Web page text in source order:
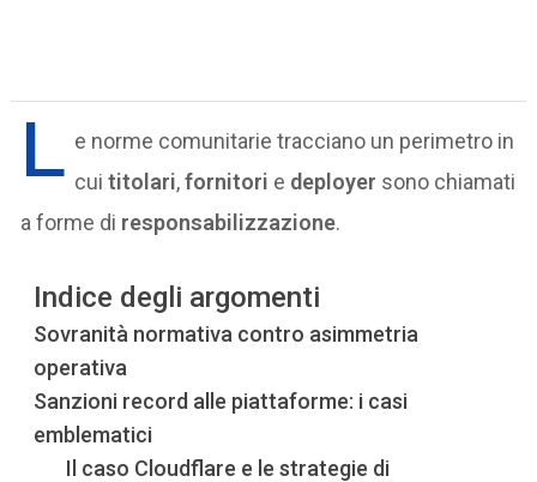
L e norme comunitarie tracciano un perimetro in
cuititolari,fornitori e deployer sono chiamati
a forme di responsabilizzazione.
Indice degli argomenti
Sovranità normativa contro asimmetria
operativa
Sanzioni record alle piattaforme: i casi
emblematici
Il caso Cloudflare e le strategie di